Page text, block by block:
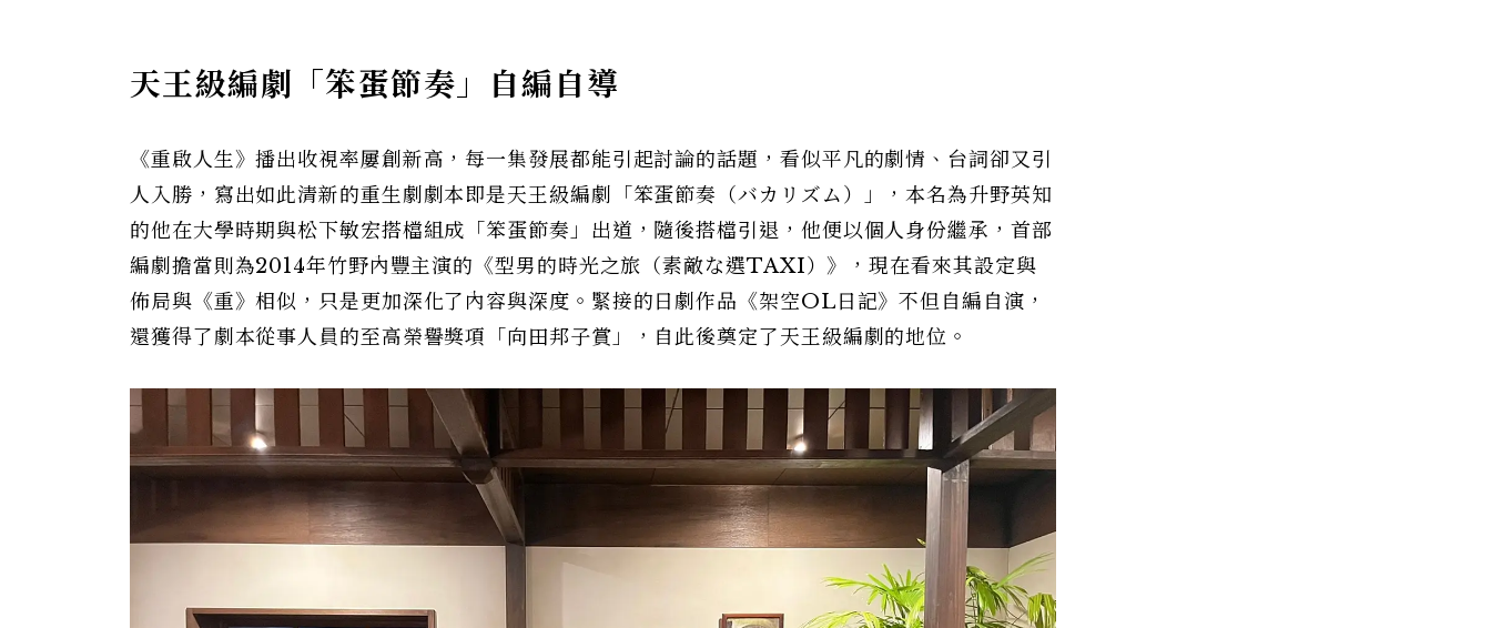
天王級編劇「笨蛋節奏」自編自導
《重啟人生》播出收視率屢創新高，每一集發展都能引起討論的話題，看似平凡的劇情、台詞卻又引
人入勝，寫出如此清新的重生劇劇本即是天王級編劇「笨蛋節奏（バカリズム）」，本名為升野英知
的他在大學時期與松下敏宏搭檔組成「笨蛋節奏」出道，隨後搭檔引退，他便以個人身份繼承，首部
編劇擔當則為2014年竹野內豐主演的《型男的時光之旅（素敵な選TAXI）》，現在看來其設定與
佈局與《重》相似，只是更加深化了內容與深度。緊接的日劇作品《架空OL日記》不但自編自演，
還獲得了劇本從事人員的至高榮譽獎項「向田邦子賞」，自此後奠定了天王級編劇的地位。